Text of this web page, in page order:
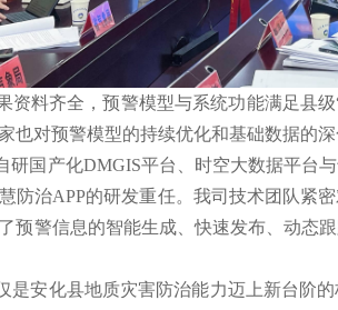
资料齐全，预警模型与系统功能满足县
也对预警模型的持续优化和基础数据的深
研国产化DMGIS平台、时空大数据平台
防治APP的研发重任。我司技术团队紧
预警信息的智能生成、快速发布、动态
是安化县地质灾害防治能力迈上新台阶